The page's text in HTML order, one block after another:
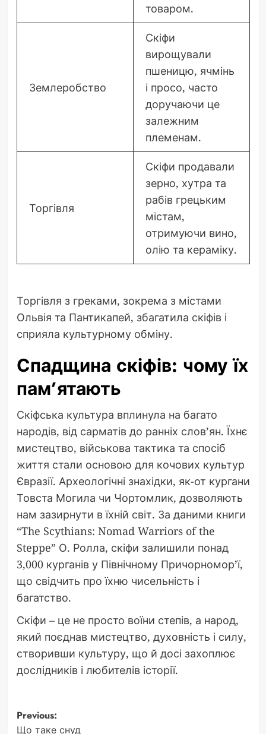
товаром.
Землеробство
Скіфи
вирощували
пшеницю, ячмінь
і просо, часто
доручаючи це
залежним
племенам.
Торгівля
Скіфи продавали
зерно, хутра та
рабів грецьким
містам,
отримуючи вино,
олію та кераміку.
Торгівля з греками, зокрема з містами
Ольвія та Пантикапей, збагатила скіфів і
сприяла культурному обміну.
Спадщина скіфів: чому їх
пам’ятають
Скіфська культура вплинула на багато
народів, від сарматів до ранніх слов’ян. Їхнє
мистецтво, військова тактика та спосіб
життя стали основою для кочових культур
Євразії. Археологічні знахідки, як-от кургани
Товста Могила чи Чортомлик, дозволяють
нам зазирнути в їхній світ. За даними книги
“The Scythians: Nomad Warriors of the
Steppe” О. Ролла, скіфи залишили понад
3,000 курганів у Північному Причорномор’ї,
що свідчить про їхню чисельність і
багатство.
Скіфи – це не просто воїни степів, а народ,
який поєднав мистецтво, духовність і силу,
створивши культуру, що й досі захоплює
дослідників і любителів історії.
Post
Previous:
Що таке снуд